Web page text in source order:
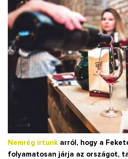
Nemrég írtunk arról, hogy a
folyamatosan járja az országot,